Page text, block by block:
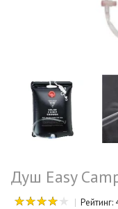
Душ Easy
Рейтинг: